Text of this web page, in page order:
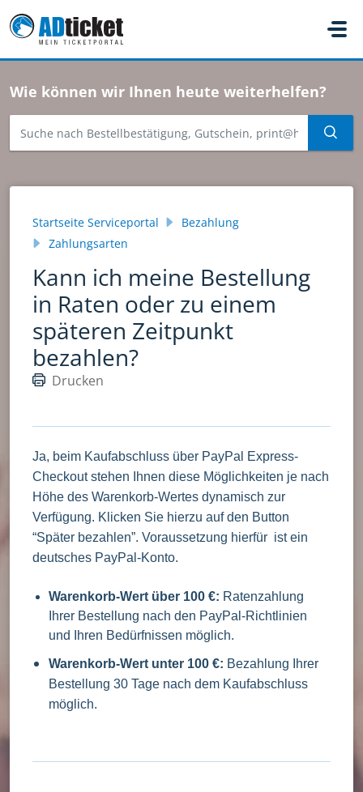
Wie können wir Ihnen heute weiterhelfen?
Startseite Serviceportal
Bezahlung
Zahlungsarten
Kann ich meine Bestellung
in Raten oder zu einem
späteren Zeitpunkt
bezahlen?
Drucken
Ja, beim Kaufabschluss über PayPal Express-
Checkout stehen Ihnen diese Möglichkeiten je nach
Höhe des Warenkorb-Wertes dynamisch zur
Verfügung. Klicken Sie hierzu auf den Button
“Später bezahlen”. Voraussetzung hierfür ist ein
deutsches PayPal-Konto.
Warenkorb-Wert über 100 €: Ratenzahlung
Ihrer Bestellung nach den PayPal-Richtlinien
und Ihren Bedürfnissen möglich.
Warenkorb-Wert unter 100 €: Bezahlung Ihrer
Bestellung 30 Tage nach dem Kaufabschluss
möglich.